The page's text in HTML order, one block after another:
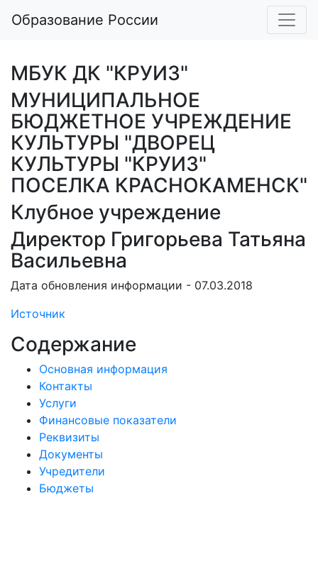
Образование России
МБУК ДК "КРУИЗ"
МУНИЦИПАЛЬНОЕ
БЮДЖЕТНОЕ УЧРЕЖДЕНИЕ
КУЛЬТУРЫ "ДВОРЕЦ
КУЛЬТУРЫ "КРУИЗ"
ПОСЕЛКА КРАСНОКАМЕНСК"
Клубное учреждение
Директор Григорьева Татьяна
Васильевна
Дата обновления информации - 07.03.2018
Источник
Содержание
Основная информация
Контакты
Услуги
Финансовые показатели
Реквизиты
Документы
Учредители
Бюджеты